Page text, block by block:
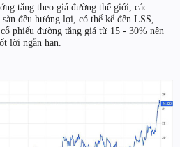
tăng theo giá đường thế giới, các
đều hưởng lợi, có thể kể đến LSS,
phiếu đường tăng giá từ 15 - 30% nên
lời ngắn hạn.